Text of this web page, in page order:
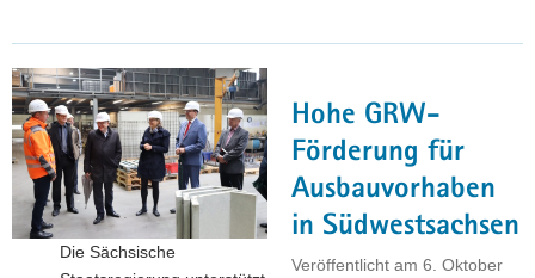
und
Japan"
Hohe GRW-
Förderung für
Ausbauvorhaben
in Südwestsachsen
Veröffentlicht am 6. Oktober
Die Sächsische